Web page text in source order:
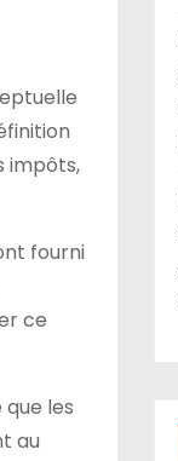
impôts,
fourni
ce
les
au